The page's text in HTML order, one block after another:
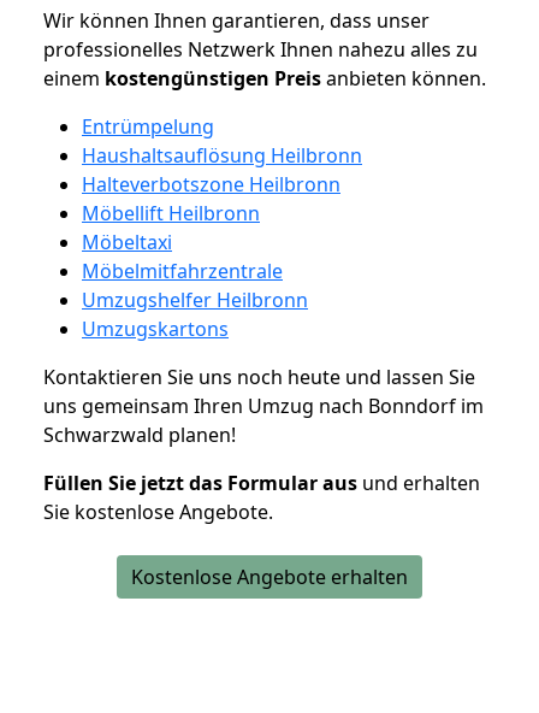
Wir können Ihnen garantieren, dass unser
professionelles Netzwerk Ihnen nahezu alles zu
einem kostengünstigen Preisanbieten können.
Entrümpelung
Haushaltsauflösung Heilbronn
Halteverbotszone Heilbronn
Möbellift Heilbronn
Möbeltaxi
Möbelmitfahrzentrale
Umzugshelfer Heilbronn
Umzugskartons
Kontaktieren Sie uns noch heute und lassen Sie
uns gemeinsam Ihren Umzug nach Bonndorf im
Schwarzwald planen!
Füllen Sie jetzt das Formular aus und erhalten
Sie kostenlose Angebote.
Kostenlose Angebote erhalten